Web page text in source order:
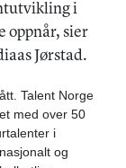
i
oppnår, sier
Jørstad.
Talent Norge
med over 50
i
og